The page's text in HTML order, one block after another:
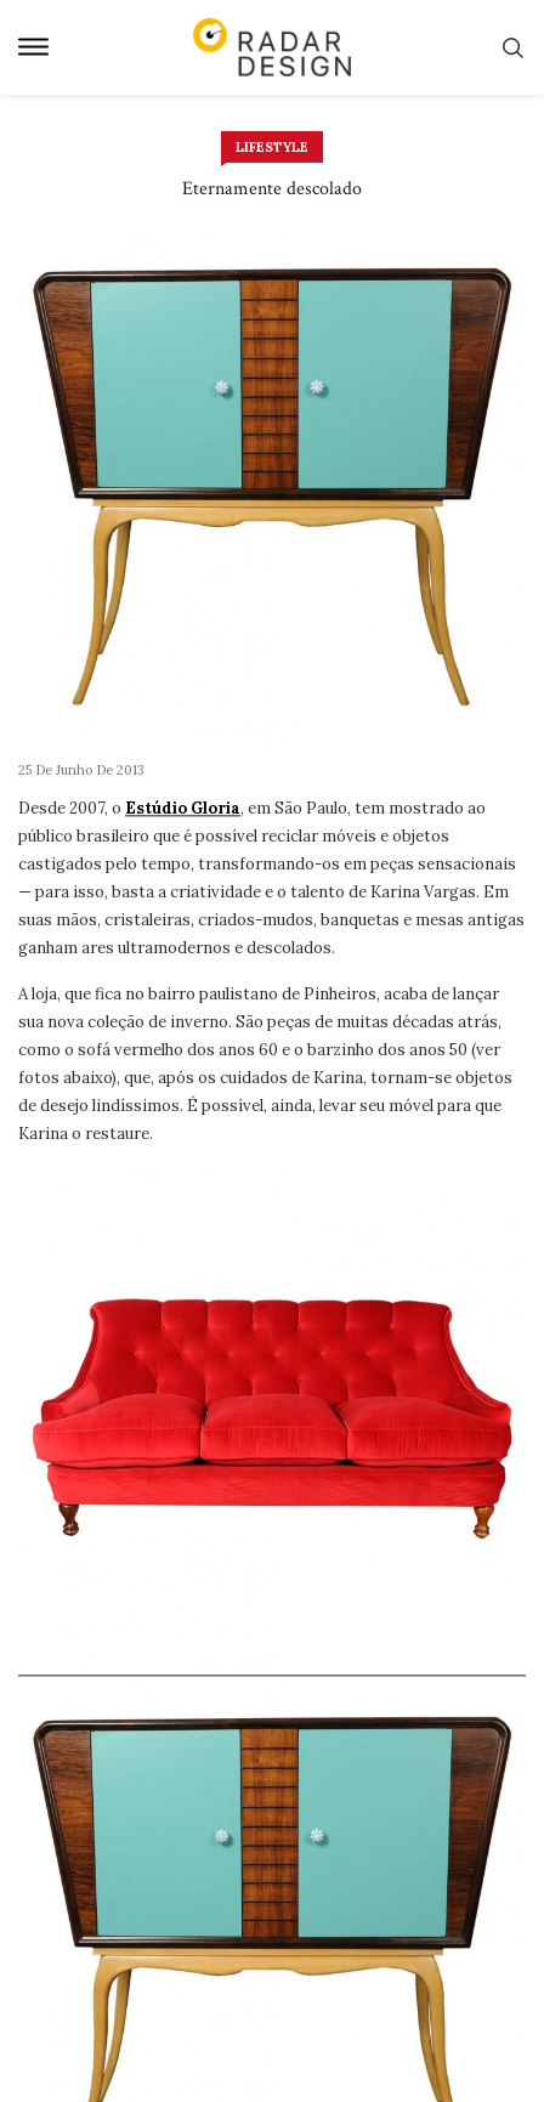
para
LIFESTYLE
Eternamente descolado
25 De Junho De 2013
Desde 2007, o Estúdio Gloria, em São Paulo, tem mostrado ao
público brasileiro que é possível reciclar móveis e objetos
castigados pelo tempo, transformando-os em peças sensacionais
— para isso, basta a criatividade e o talento de Karina Vargas. Em
suas mãos, cristaleiras, criados-mudos, banquetas e mesas antigas
ganham ares ultramodernos e descolados.
A loja, que fica no bairro paulistano de Pinheiros, acaba de lançar
sua nova coleção de inverno. São peças de muitas décadas atrás,
como o sofá vermelho dos anos 60 e o barzinho dos anos 50 (ver
fotos abaixo), que, após os cuidados de Karina, tornam-se objetos
de desejo lindíssimos. É possível, ainda, levar seu móvel para que
Karina o restaure.